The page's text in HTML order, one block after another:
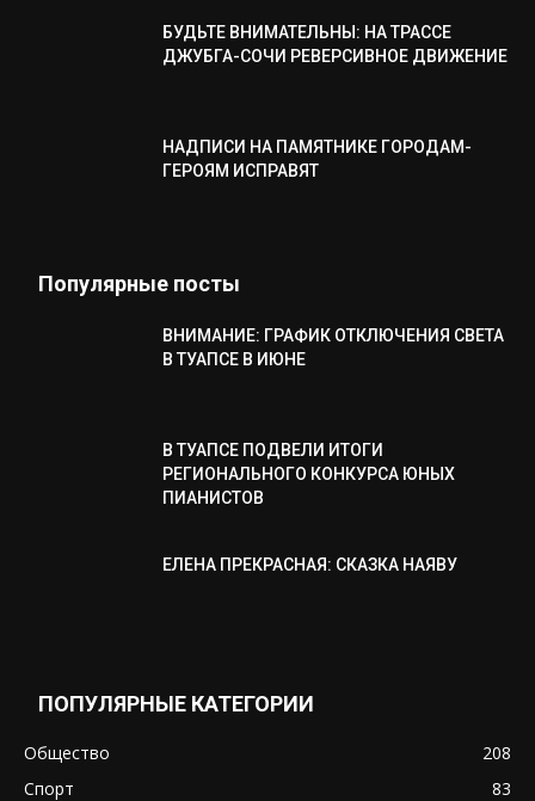
БУДЬТЕ ВНИМАТЕЛЬНЫ: НА ТРАССЕ
ДЖУБГА-СОЧИ РЕВЕРСИВНОЕ ДВИЖЕНИЕ
НАДПИСИ НА ПАМЯТНИКЕ ГОРОДАМ-
ГЕРОЯМ ИСПРАВЯТ
Популярные посты
ВНИМАНИЕ: ГРАФИК ОТКЛЮЧЕНИЯ СВЕТА
В ТУАПСЕ В ИЮНЕ
В ТУАПСЕ ПОДВЕЛИ ИТОГИ
РЕГИОНАЛЬНОГО КОНКУРСА ЮНЫХ
ПИАНИСТОВ
ЕЛЕНА ПРЕКРАСНАЯ: СКАЗКА НАЯВУ
ПОПУЛЯРНЫЕ КАТЕГОРИИ
Общество
208
Спорт
83